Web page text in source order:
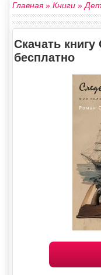
Главная» Книги »
Скачать
бесплатно